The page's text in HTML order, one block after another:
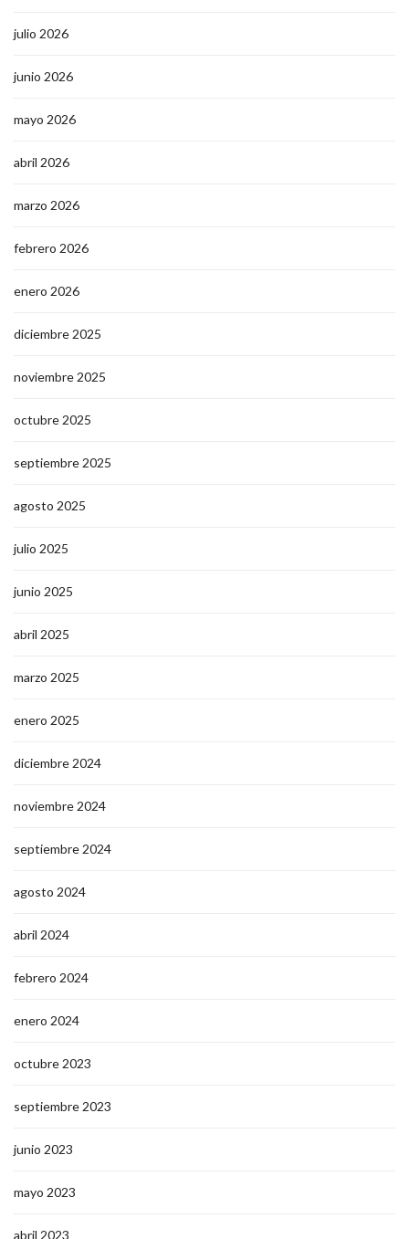
julio 2026
junio 2026
mayo 2026
abril 2026
marzo 2026
febrero 2026
enero 2026
diciembre 2025
noviembre 2025
octubre 2025
septiembre 2025
agosto 2025
julio 2025
junio 2025
abril 2025
marzo 2025
enero 2025
diciembre 2024
noviembre 2024
septiembre 2024
agosto 2024
abril 2024
febrero 2024
enero 2024
octubre 2023
septiembre 2023
junio 2023
mayo 2023
abril 2023